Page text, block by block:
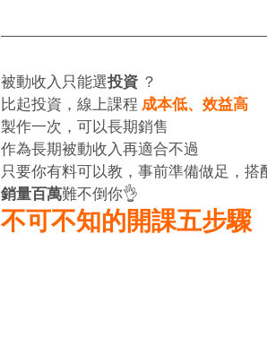
被動收入只能選投資 ？
比起投資，線上課程 成本低、效益高
製作一次，可以長期銷售
作為長期被動收入再適合不過
只要你有料可以教，事前準備做足，
銷量百萬難不倒你👌
不可不知的開課五步驟